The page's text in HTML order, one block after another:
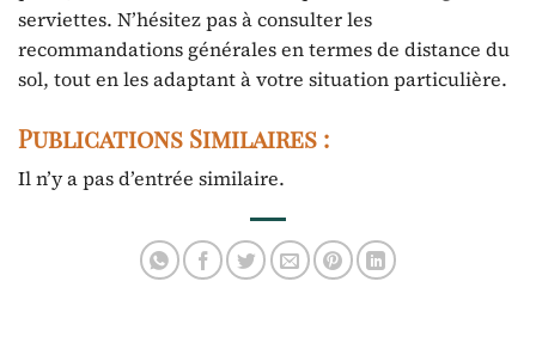
serviettes. N’hésitez pas à consulter les
recommandations générales en termes de distance du
sol, tout en les adaptant à votre situation particulière.
Publications Similaires :
Il n’y a pas d’entrée similaire.